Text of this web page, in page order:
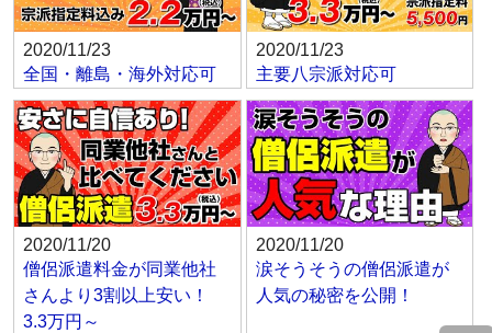
2020/11/23
全国・離島・海外対応可
2020/11/23
主要八宗派対応可
2020/11/20
僧侶派遣料金が同業他社
さんより3割以上安い！
3.3万円～
2020/11/20
涙そうそうの僧侶派遣が
人気の秘密を公開！